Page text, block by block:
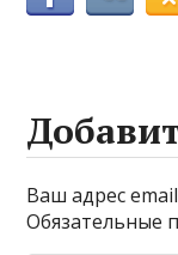
Ваш адрес
Обязательные